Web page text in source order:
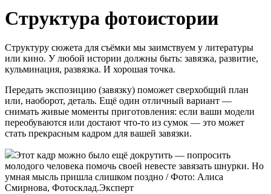
Структура фотоистории
Структуру сюжета для съёмки мы заимствуем у литературы
или кино. У любой истории должны быть: завязка, развитие,
кульминация, развязка. И хорошая точка.
Передать экспозицию (завязку) поможет сверхобщий план
или, наоборот, деталь. Ещё один отличный вариант —
снимать живые моменты приготовления: если ваши модели
переобуваются или достают что-то из сумок — это может
стать прекрасным кадром для вашей завязки.
Этот кадр можно было ещё докрутить — попросить
молодого человека помочь своей невесте завязать шнурки. Но
умная мысль пришла слишком поздно / Фото: Алиса
Смирнова, Фотосклад.Эксперт